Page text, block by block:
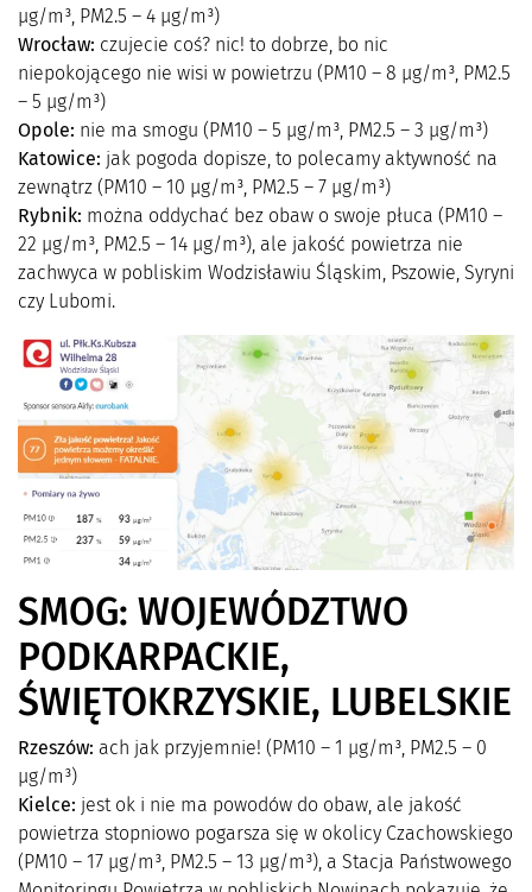
µg/m³, PM2.5 – 4 µg/m³)
Wrocław: czujecie coś? nic! to dobrze, bo nic
niepokojącego nie wisi w powietrzu (PM10 – 8 µg/m³, PM2.5
– 5 µg/m³)
Opole: nie ma smogu (PM10 – 5 µg/m³, PM2.5 – 3 µg/m³)
Katowice: jak pogoda dopisze, to polecamy aktywność na
zewnątrz (PM10 – 10 µg/m³, PM2.5 – 7 µg/m³)
Rybnik: można oddychać bez obaw o swoje płuca (PM10 –
22 µg/m³, PM2.5 – 14 µg/m³), ale jakość powietrza nie
zachwyca w pobliskim Wodzisławiu Śląskim, Pszowie, Syryni
czy Lubomi.
SMOG: WOJEWÓDZTWO
PODKARPACKIE,
ŚWIĘTOKRZYSKIE, LUBELSKIE
Rzeszów: ach jak przyjemnie! (PM10 – 1 µg/m³, PM2.5 – 0
µg/m³)
Kielce: jest ok i nie ma powodów do obaw, ale jakość
powietrza stopniowo pogarsza się w okolicy Czachowskiego
(PM10 – 17 µg/m³, PM2.5 – 13 µg/m³), a Stacja Państwowego